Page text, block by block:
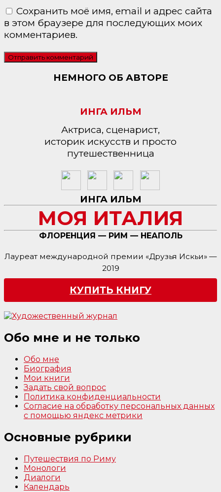
Сохранить моё имя, email и адрес сайта
в этом браузере для последующих моих
комментариев.
НЕМНОГО ОБ АВТОРЕ
ИНГА ИЛЬМ
Актриса, сценарист,
историк искусств и просто
путешественница
ИНГА ИЛЬМ
МОЯ ИТАЛИЯ
ФЛОРЕНЦИЯ — РИМ — НЕАПОЛЬ
Лауреат международной премии «Друзья Искьи» —
2019
КУПИТЬ КНИГУ
Обо мне и не только
Обо мне
Биография
Мои книги
Задать свой вопрос
Политика конфиденциальности
Согласие на обработку персональных данных
с помощью яндекс метрики
Основные рубрики
Путешествия по Риму
Монологи
Диалоги
Календарь